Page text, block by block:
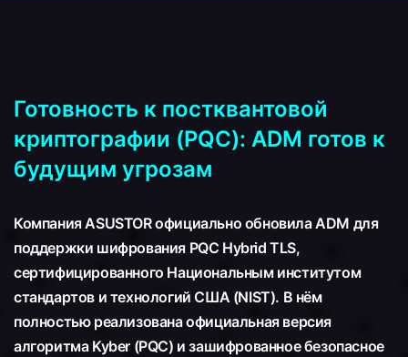
Готовность к постквантовой
криптографии (PQC): ADM готов к
будущим угрозам
Компания ASUSTOR официально обновила ADM для
поддержки шифрования PQC Hybrid TLS,
сертифицированного Национальным институтом
стандартов и технологий США (NIST). В нём
полностью реализована официальная версия
алгоритма Kyber (PQC) и зашифрованное безопасное